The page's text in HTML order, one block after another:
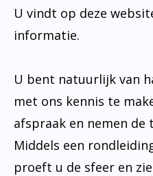
U vindt op deze
informatie.
U bent natuurlijk van
met ons kennis te
afspraak en nemen
Middels een
proeft u de sfeer en